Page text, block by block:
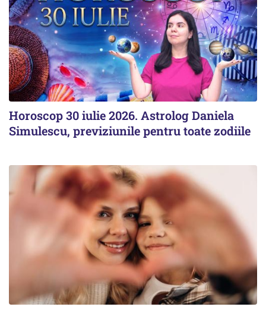
Horoscop 30 iulie 2026. Astrolog Daniela
Simulescu, previziunile pentru toate zodiile